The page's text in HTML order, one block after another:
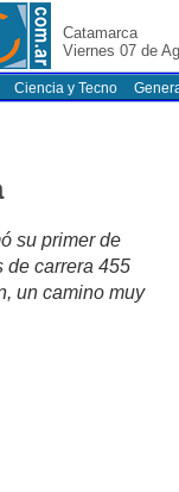
Catamarca
Viernes 07 de
Ciencia y Tecno
su primer de
de carrera 455
un camino muy